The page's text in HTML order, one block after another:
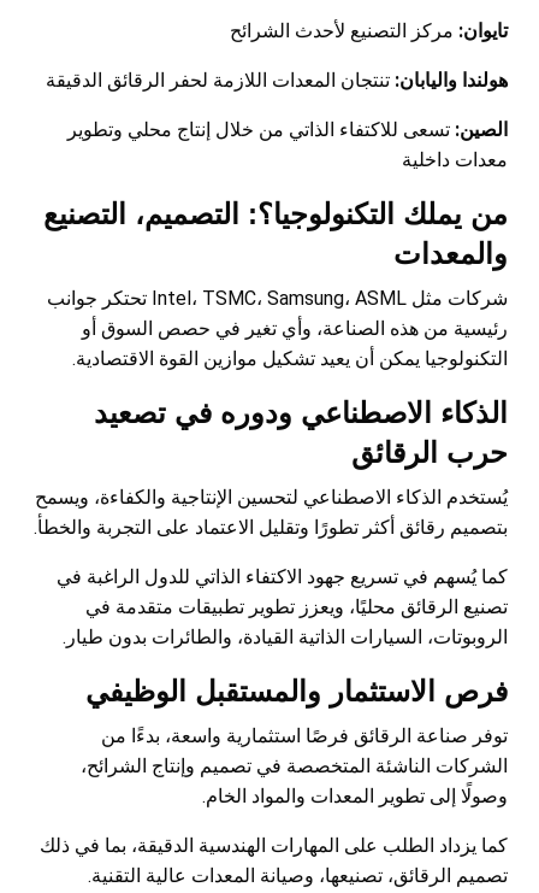
تایوان: مركز التصنيع لأحدث الشرائح
هولندا واليابان: تنتجان المعدات اللازمة لحفر الرقائق الدقيقة
الصين: تسعى للاكتفاء الذاتي من خلال إنتاج محلي وتطوير
معدات داخلية
من يملك التكنولوجيا؟: التصميم، التصنيع
والمعدات
شركات مثل Intel، TSMC، Samsung، ASML تحتكر جوانب
رئيسية من هذه الصناعة، وأي تغير في حصص السوق أو
التكنولوجيا يمكن أن يعيد تشكيل موازين القوة الاقتصادية.
الذكاء الاصطناعي ودوره في تصعيد
حرب الرقائق
يُستخدم الذكاء الاصطناعي لتحسين الإنتاجية والكفاءة، ويسمح
بتصميم رقائق أكثر تطورًا وتقليل الاعتماد على التجربة والخطأ.
كما يُسهم في تسريع جهود الاكتفاء الذاتي للدول الراغبة في
تصنيع الرقائق محليًا، ويعزز تطوير تطبيقات متقدمة في
الروبوتات، السيارات الذاتية القيادة، والطائرات بدون طيار.
فرص الاستثمار والمستقبل الوظيفي
توفر صناعة الرقائق فرصًا استثمارية واسعة، بدءًا من
الشركات الناشئة المتخصصة في تصميم وإنتاج الشرائح،
وصولًا إلى تطوير المعدات والمواد الخام.
كما يزداد الطلب على المهارات الهندسية الدقيقة، بما في ذلك
تصميم الرقائق، تصنيعها، وصيانة المعدات عالية التقنية.